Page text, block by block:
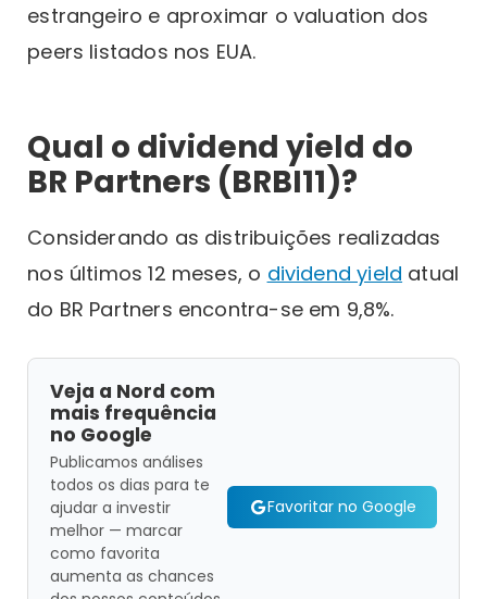
estrangeiro e aproximar o valuation dos
peers listados nos EUA.
Qual o dividend yield do
BR Partners (BRBI11)?
Considerando as distribuições realizadas
nos últimos 12 meses, o dividend yield atual
do BR Partners encontra-se em 9,8%.
Veja a Nord com
mais frequência
no Google
Publicamos análises
todos os dias para te
ajudar a investir
melhor — marcar
como favorita
aumenta as chances
Favoritar no Google